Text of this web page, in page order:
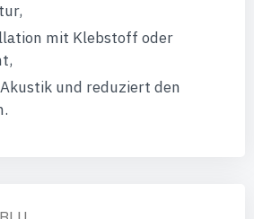
mit Klebstoff oder
und reduziert den